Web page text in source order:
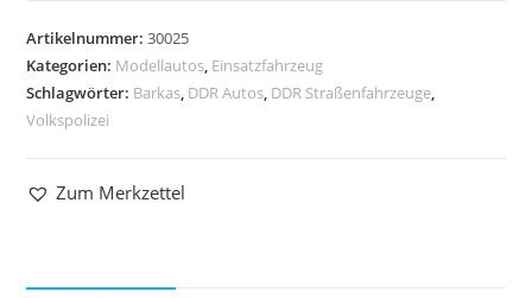
Artikelnummer:30025
Kategorien: Modellautos, Einsatzfahrzeug
Schlagwörter: Barkas, DDR Autos, DDR Straßenfahrzeuge,
Volkspolizei
Zum Merkzettel